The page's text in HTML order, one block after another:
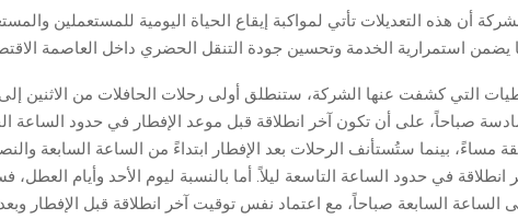
أن هذه التعديلات تأتي لمواكبة إيقاع الحياة اليومية للمستعملين
يضمن استمرارية الخدمة وتحسين جودة التنقل الحضري داخل العاصمة
التي كشفت عنها الشركة، ستنطلق أولى رحلات الحافلات من الاثنين
صباحاً، على أن تكون آخر انطلاقة قبل موعد الإفطار في حدود
مساءً، بينما ستُستأنف الرحلات بعد الإفطار ابتداءً من الساعة السابعة
انطلاقة في حدود الساعة التاسعة ليلاً. أما بالنسبة ليوم الأحد وأيام العطل،
الساعة السابعة صباحاً، مع اعتماد نفس توقيت آخر انطلاقة قبل الإفطار